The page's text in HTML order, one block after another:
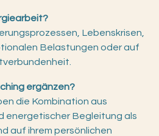
Lebenskrisen,
Belastungen oder auf
ergänzen?
die Kombination aus
energetischer Begleitung als
auf ihrem persönlichen